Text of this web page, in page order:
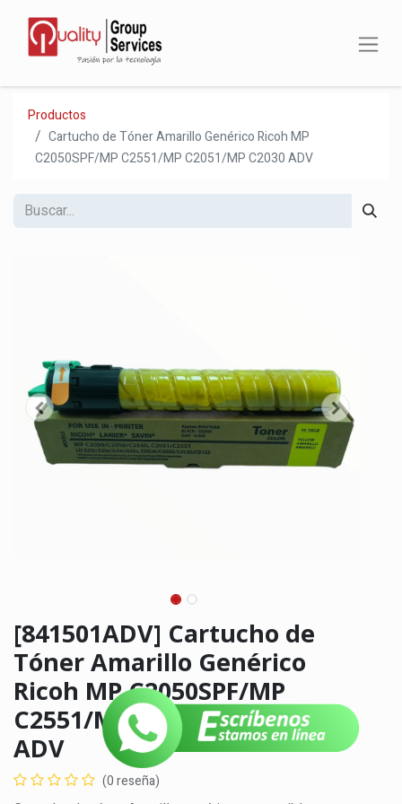
Productos
Cartucho de Tóner Amarillo Genérico Ricoh MP
C2050SPF/MP C2551/MP C2051/MP C2030 ADV
[841501ADV] Cartucho de
Tóner Amarillo Genérico
Ricoh MP C2050SPF/MP
C2551/MP C2051/MP C2030
ADV
(0 reseña)